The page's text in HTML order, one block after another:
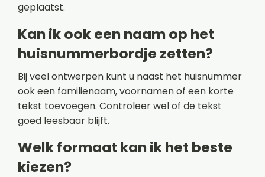
geplaatst.
Kan ik ook een naam op het
huisnummerbordje zetten?
Bij veel ontwerpen kunt u naast het huisnummer
ook een familienaam, voornamen of een korte
tekst toevoegen. Controleer wel of de tekst
goed leesbaar blijft.
Welk formaat kan ik het beste
kiezen?